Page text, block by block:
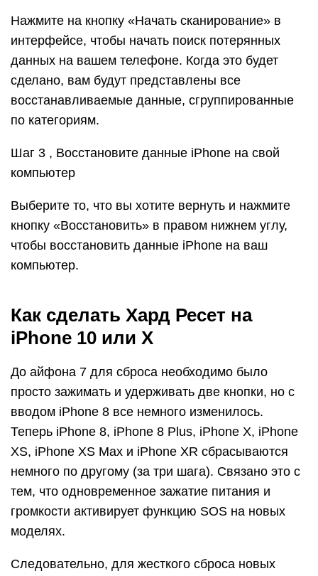
Нажмите на кнопку «Начать сканирование» в
интерфейсе, чтобы начать поиск потерянных
данных на вашем телефоне. Когда это будет
сделано, вам будут представлены все
восстанавливаемые данные, сгруппированные
по категориям.
Шаг 3 , Восстановите данные iPhone на свой
компьютер
Выберите то, что вы хотите вернуть и нажмите
кнопку «Восстановить» в правом нижнем углу,
чтобы восстановить данные iPhone на ваш
компьютер.
Как сделать Хард Ресет на
iPhone 10 или X
До айфона 7 для сброса необходимо было
просто зажимать и удерживать две кнопки, но с
вводом iPhone 8 все немного изменилось.
Теперь iPhone 8, iPhone 8 Plus, iPhone X, iPhone
XS, iPhone XS Max и iPhone XR сбрасываются
немного по другому (за три шага). Связано это с
тем, что одновременное зажатие питания и
громкости активирует функцию SOS на новых
моделях.
Следовательно, для жесткого сброса новых